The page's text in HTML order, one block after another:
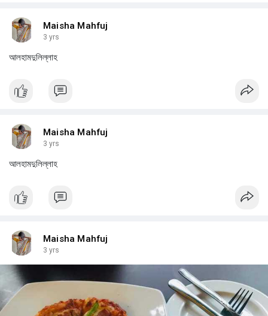
Maisha Mahfuj
3 yrs
আলহামদুলিল্লাহ
Maisha Mahfuj
3 yrs
আলহামদুলিল্লাহ
Maisha Mahfuj
3 yrs